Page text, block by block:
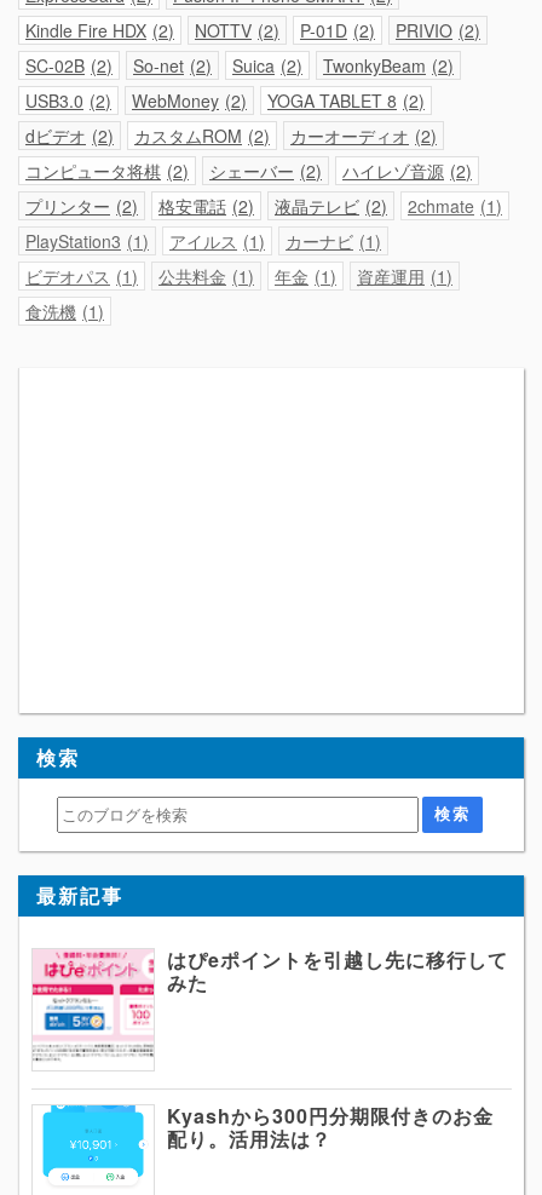
Kindle Fire HDX 2 NOTTV 2 P-01D 2 PRIVIO 2
SC-02B 2 So-net 2 Suica 2 TwonkyBeam 2
USB3.0 2 WebMoney 2 YOGA TABLET 8 2
dビデオ 2 カスタムROM 2 カーオーディオ 2
コンピュータ将棋 2 シェーバー 2 ハイレゾ音源 2
プリンター 2 格安電話 2 液晶テレビ 2 2chmate 1
PlayStation3 1 アイルス 1 カーナビ 1
ビデオパス
1 公共料金 1 年金 1 資産運用 1
食洗機 1
検索
最新記事
はぴeポイントを引越し先に移行して
みた
Kyashから300円分期限付きのお金
配り。活用法は？